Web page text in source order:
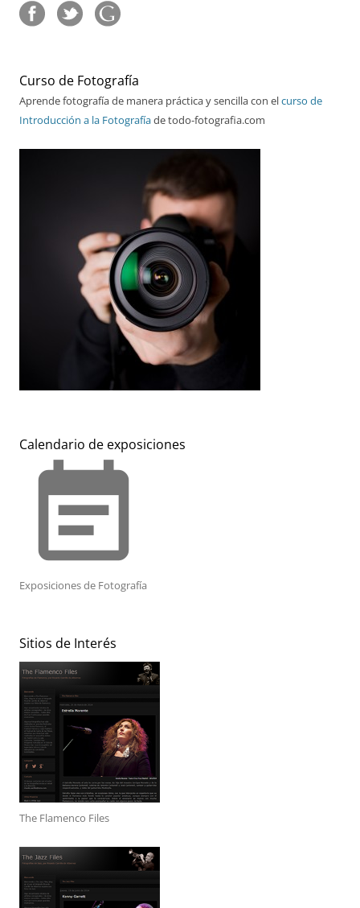
Curso de Fotografía
Aprende fotografía de manera práctica y sencilla con elcurso de
Introducción a la Fotografíade todo-fotografia.com
Calendario de exposiciones
event_note
Exposiciones de Fotografía
Sitios de Interés
The Flamenco Files